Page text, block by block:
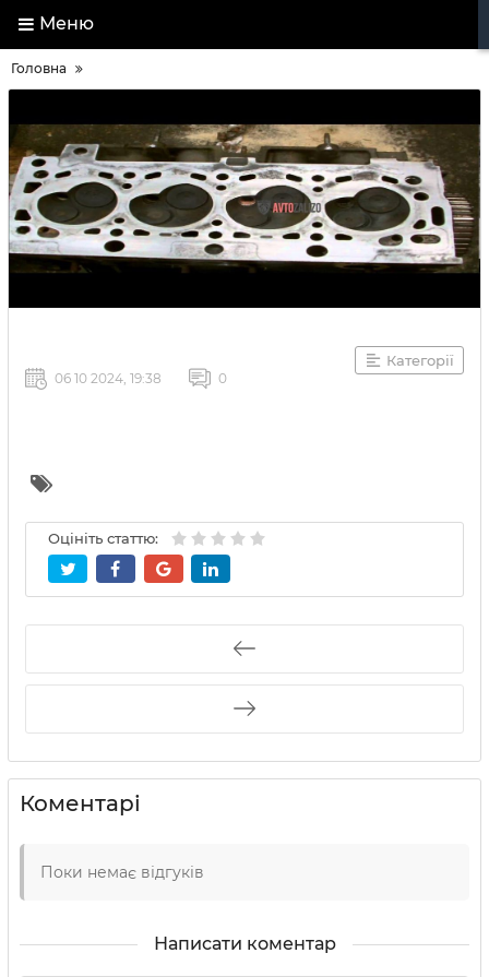
Меню
Головна
Категорії
06 10 2024, 19:38 0
Оцініть статтю:
Коментарі
Поки немає відгуків
Написати коментар